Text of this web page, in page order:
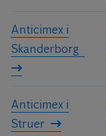
Anticimex i
Skanderborg
Anticimex i
Struer